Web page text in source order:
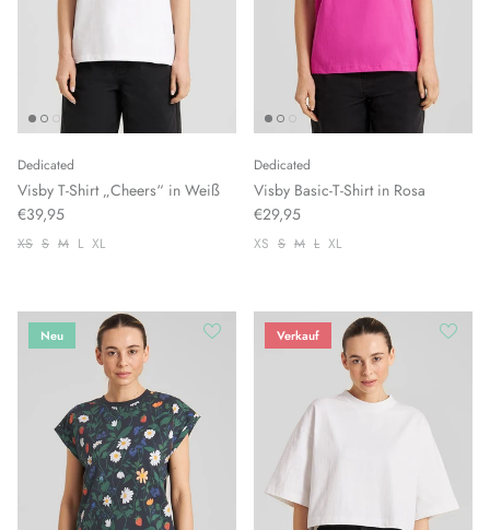
Dedicated
Visby T-Shirt „Cheers“ in Weiß
€39,95
XS S M L XL
Dedicated
Visby Basic-T-Shirt in Rosa
€29,95
XS S M L XL
Neu Verkauf